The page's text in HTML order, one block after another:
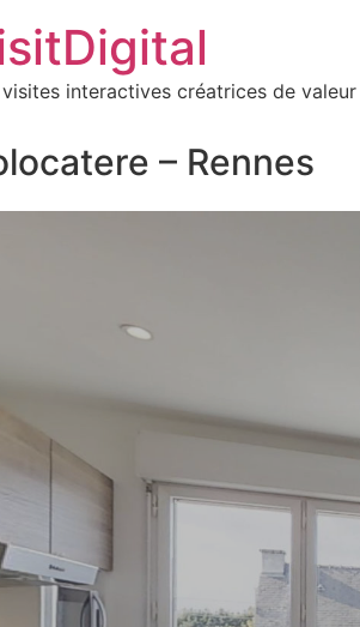
visites interactives créatrices de valeur
– Rennes